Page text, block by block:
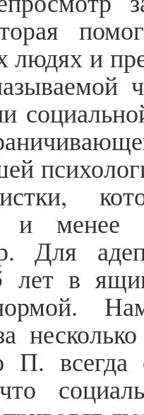
людях и
и
Для
лет в
П. всегда